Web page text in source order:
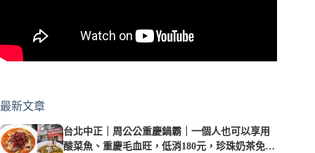
最新文章
台北中正｜周公公重慶鍋霸｜一個人也可以享用
酸菜魚、重慶毛血旺，低消180元，珍珠奶茶免費